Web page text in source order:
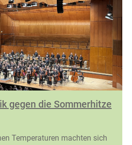
gegen die Sommerhitze
Temperaturen machten sich